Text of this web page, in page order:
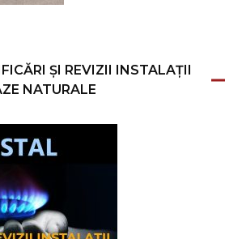
ȘI REVIZII INSTALAȚII
NATURALE